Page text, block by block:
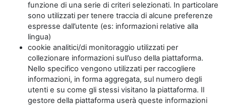
funzione di una serie di criteri selezionati. In particolare
sono utilizzati per tenere traccia di alcune preferenze
espresse dall’utente (es: informazioni relative alla
lingua)
cookie analitici/di monitoraggio utilizzati per
collezionare informazioni sull’uso della piattaforma.
Nello specifico vengono utilizzati per raccogliere
informazioni, in forma aggregata, sul numero degli
utenti e su come gli stessi visitano la piattaforma. Il
gestore della piattaforma userà queste informazioni